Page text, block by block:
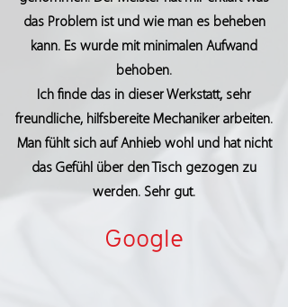
das Problem ist und wie man es beheben
kann. Es wurde mit minimalen Aufwand
behoben.
Ich finde das in dieser Werkstatt, sehr
freundliche, hilfsbereite Mechaniker arbeiten.
Man fühlt sich auf Anhieb wohl und hat nicht
das Gefühl über den Tisch gezogen zu
werden. Sehr gut.
Google